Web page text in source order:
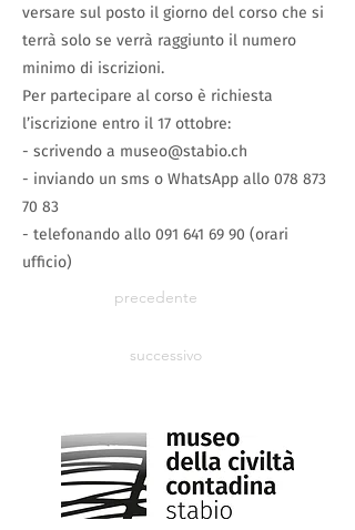
versare sul posto il giorno del corso che si
terrà solo se verrà raggiunto il numero
minimo di iscrizioni.
Per partecipare al corso è richiesta
l’iscrizione entro il 17 ottobre:
- scrivendo a museo@stabio.ch
- inviando un sms o WhatsApp allo 078 873
70 83
- telefonando allo 091 641 69 90 (orari
ufficio)
precedente
successivo